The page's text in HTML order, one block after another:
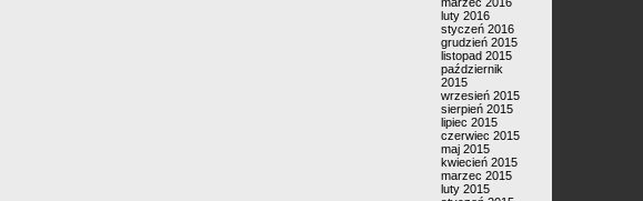
luty 2016
styczeń 2016
grudzień 2015
listopad 2015
październik
2015
wrzesień 2015
sierpień 2015
lipiec 2015
czerwiec 2015
maj 2015
kwiecień 2015
marzec 2015
luty 2015